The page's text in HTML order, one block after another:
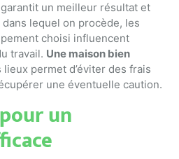
garantit un meilleur résultat et
lequel on procède, les
choisi influencent
travail. Une maison bien
lieux permet d’éviter des frais
une éventuelle caution.
un